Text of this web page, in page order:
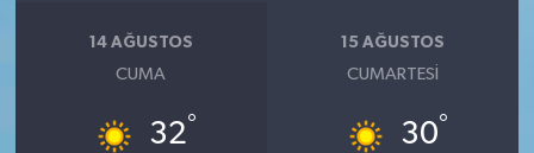
14 AĞUSTOS
CUMA
32°
15 AĞUSTOS
CUMARTESI
30°